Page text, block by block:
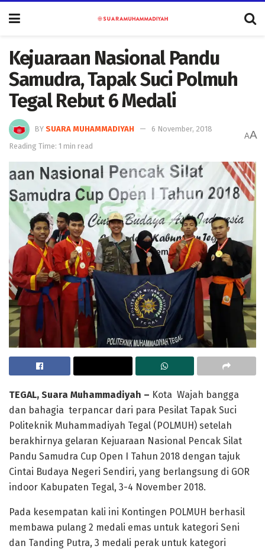
Kejuaraan Nasional Pandu
Samudra, Tapak Suci Polmuh
Tegal Rebut 6 Medali
BY SUARA MUHAMMADIYAH
6 November, 2018
Reading Time: 1 min read
AA
TEGAL, Suara Muhammadiyah – Kota Wajah bangga
dan bahagia terpancar dari para Pesilat Tapak Suci
Politeknik Muhammadiyah Tegal (POLMUH) setelah
berakhirnya gelaran Kejuaraan Nasional Pencak Silat
Pandu Samudra Cup Open I Tahun 2018 dengan tajuk
Cintai Budaya Negeri Sendiri, yang berlangsung di GOR
indoor Kabupaten Tegal, 3-4 November 2018.
Pada kesempatan kali ini Kontingen POLMUH berhasil
membawa pulang 2 medali emas untuk kategori Seni
dan Tanding Putra, 3 medali perak untuk kategori